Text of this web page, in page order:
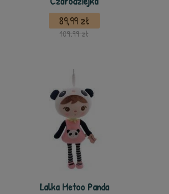
89,99 zł
109,99 zł
Lalka Metoo Panda